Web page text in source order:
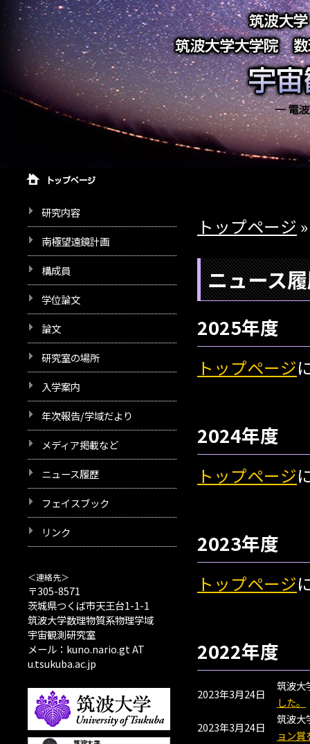
研究内容
南極望遠鏡計画
構成員
学位論文
論文
研究室の場所
入学案内
年次報告/学域だより
メディア掲載など
ニュース履歴
フェイスブック
リンク
＜連絡先＞
〒305-8571
茨城県つくば市天王台1-1-1
筑波大学数理物質系物理学域
宇宙観測研究室
メール：kuno.nario.gt AT
u.tsukuba.ac.jp
トップページ
ニュース
2025年度
トップページ
2024年度
トップページ
2023年度
トップページ
2022年度
2023年3月24日
筑波大
した。
2023年3月24日
筑波大
ョン